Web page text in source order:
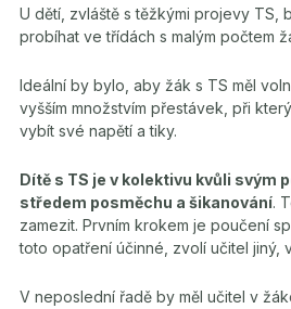
U dětí, zvláště s těžkými projevy TS,
probíhat ve třídách s malým počtem
Ideální by bylo, aby žák s TS měl
vyšším množstvím přestávek, při
vybít své napětí a tiky.
Dítě s TS je v kolektivu kvůli svým
středem posměchu a šikanování.
zamezit. Prvním krokem je poučení
toto opatření účinné, zvolí učitel jiný,
V neposlední řadě by měl učitel v